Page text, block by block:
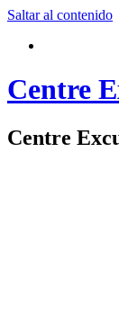
Saltar al contenido
Centre
Centre